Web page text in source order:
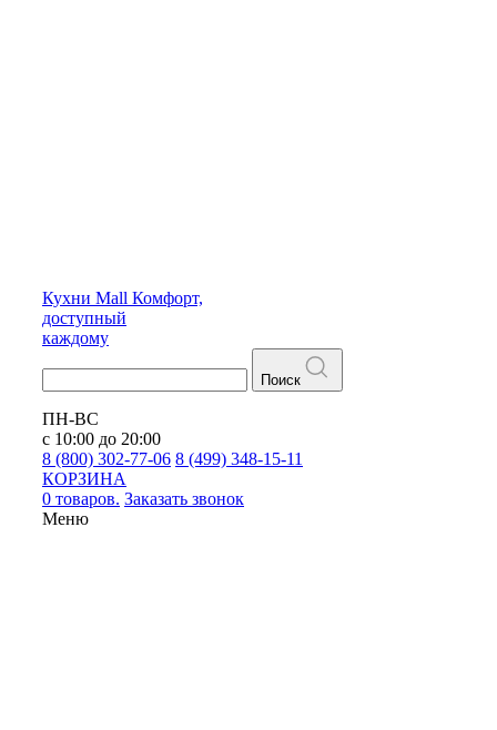
Кухни Mall Комфорт,
доступный
каждому
Поиск
ПН-ВС
с 10:00 до 20:00
8 (800) 302-77-06 8 (499) 348-15-11
КОРЗИНА
0 товаров. Заказать звонок
Меню